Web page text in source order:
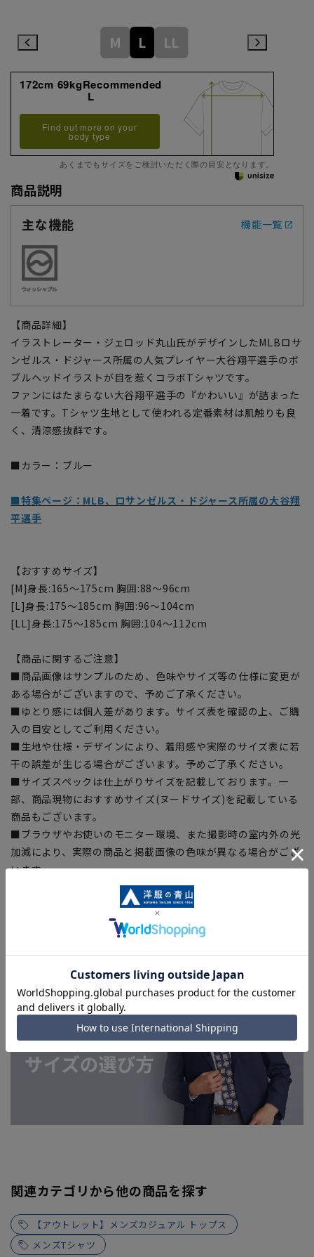
M L LL
172cm 69kgRecommended
L
Find out more on your
body type
あくまでもサイズをご検討いただく際の目安となります。
商品説明
主な機能
機能一覧
【商品詳細】
イラストレーター・ジェロッド丸山氏がデザインしたMLBロサ
ンゼルス・ドジャース所属の人気プレイヤー大谷翔平選手のボ
ブルヘッドイラストが目を惹くコラボTシャツです。
ファンにはたまらない大谷翔平選手の『かわいい』が詰まった
一着です。Tシャツ生地として使われる定番素材は肌触りも良
く、清涼感抜群です。
■カラー：ブルー
■特集ページ：MLB、ロサンゼルス・ドジャース所属の大谷翔
平選手
【おすすめサイズ】
[M]身長:165～175cm 胸囲:88～96cm
[L]身長:175～185cm 胸囲:96～104cm
[LL]身長:175～185cm 胸囲:104～112cm
【商品に関するご注意】
■商品画像はサンプルのため、色味やサイズ等の仕様に変更が
ある場合がございますので、予めご了承ください。
■ゆとり感には個人差があります。サイズ表を確認の上、ご購
入の目安としてご利用ください。
■生地や仕様・デザインにより、着用感や実際のサイズ表に若
干の誤差が生じる場合がございます。予めご了承ください。
■サイズスペックは仕上がりサイズを記載しております。一
部、商品現物におすすめサイズ(ヌードサイズ)を記載している
商品もございます。
■ブラウザやお使いのモニター環境、また撮影時の室内外の光
加減により、実際の商品と掲載画像の色味が異なる場合がござ
います。
■店舗や各モールサイトと商品在庫を共有しております関係
上、ご注文いただいたタイミングにより欠品が発生し、ご注文
を完了できない場合がございます。予めご了承ください。
■お急ぎ発送のご注文につきましても、ご注文のタイミングに
よってはお急ぎ発送サービスを選択できない場合がございま
関連カテゴリから他の商品を探す
【アウトレット】メンズカジュアル トップス
メンズTシャツ